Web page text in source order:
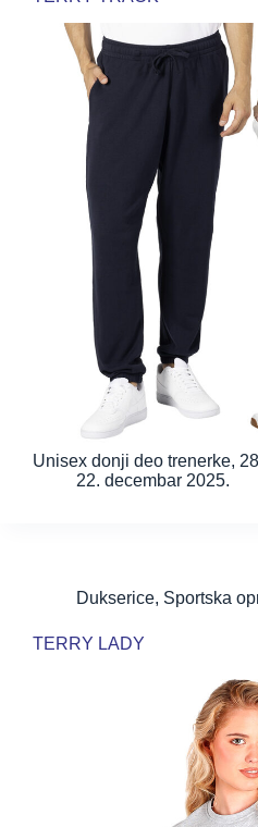
Unisex donji deo trenerke,
22. decembar 2025.
Dukserice, Sportska
TERRY LADY